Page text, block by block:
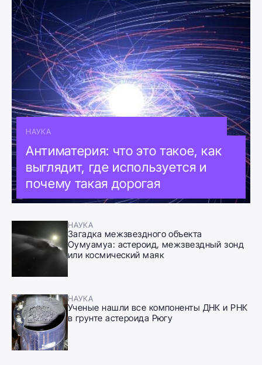
НАУКА
Антиматерия: что это такое, как
выглядит, где используется и
почему такая дорогая
НАУКА
Загадка межзвездного объекта
Оумуамуа: астероид, межзвездный зонд
или космический маяк
НАУКА
Ученые нашли все компоненты ДНК и РНК
в грунте астероида Рюгу